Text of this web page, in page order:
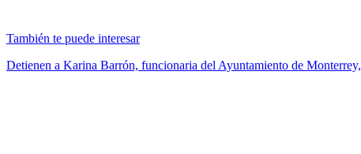
También te puede interesar
Detienen a Karina Barrón, funcionaria del Ayuntamiento de